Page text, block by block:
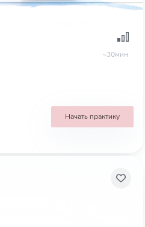
~30мин
Начать практику